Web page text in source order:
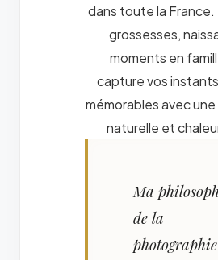
dans toute la France.
grossesses,
moments en
capture vos
mémorables avec
naturelle et
Ma
de la
photographie